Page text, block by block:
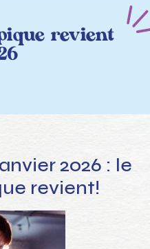
revient
2026 : le
revient!